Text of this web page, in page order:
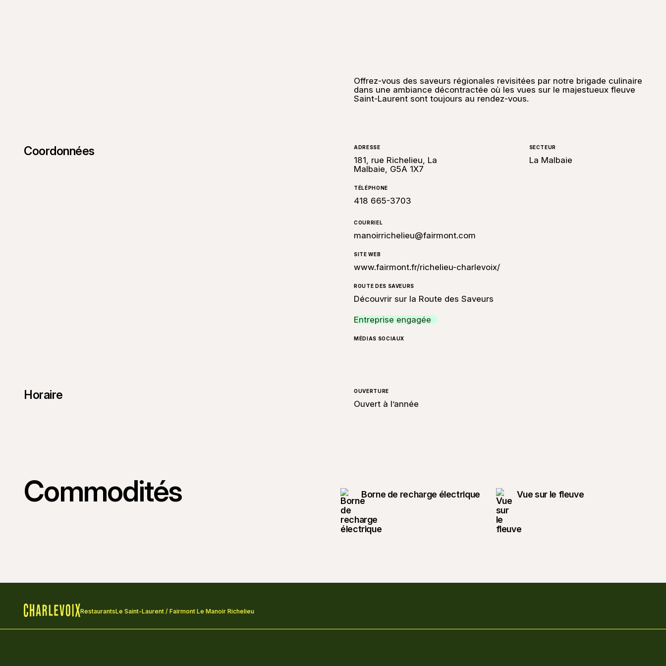
Offrez-vous des saveurs régionales revisitées par notre brigade culinaire
dans une ambiance décontractée où les vues sur le majestueux fleuve
Saint-Laurent sont toujours au rendez-vous.
Coordonnées ADRESSE
181, rue Richelieu, La
Malbaie, G5A 1X7
SECTEUR
La Malbaie
TÉLÉPHONE
418 665-3703
COURRIEL
manoirrichelieu@fairmont.com
SITE WEB
www.fairmont.fr/richelieu-charlevoix/
ROUTE DES SAVEURS
Découvrir sur la Route des Saveurs
Entreprise engagée
MÉDIAS SOCIAUX
Horaire OUVERTURE
Ouvert à l’année
Commodités Borne de recharge électrique Vue sur le fleuve
RestaurantsLe Saint-Laurent / Fairmont Le Manoir Richelieu